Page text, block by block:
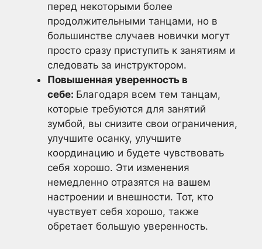
перед некоторыми более
продолжительными танцами, но в
большинстве случаев новички могут
просто сразу приступить к занятиям и
следовать за инструктором.
Повышенная уверенность в
себе: Благодаря всем тем танцам,
которые требуются для занятий
зумбой, вы снизите свои ограничения,
улучшите осанку, улучшите
координацию и будете чувствовать
себя хорошо. Эти изменения
немедленно отразятся на вашем
настроении и внешности. Тот, кто
чувствует себя хорошо, также
обретает большую уверенность.